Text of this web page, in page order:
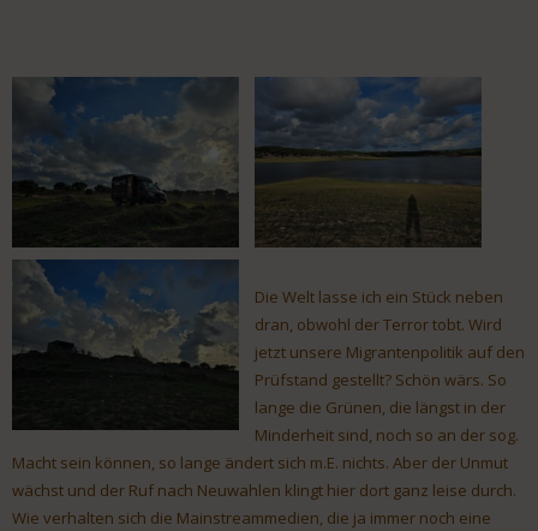
Die Welt lasse ich ein Stück neben
dran, obwohl der Terror tobt. Wird
jetzt unsere Migrantenpolitik auf den
Prüfstand gestellt? Schön wärs. So
lange die Grünen, die längst in der
Minderheit sind, noch so an der sog.
Macht sein können, so lange ändert sich m.E. nichts. Aber der Unmut
wächst und der Ruf nach Neuwahlen klingt hier dort ganz leise durch.
Wie verhalten sich die Mainstreammedien, die ja immer noch eine